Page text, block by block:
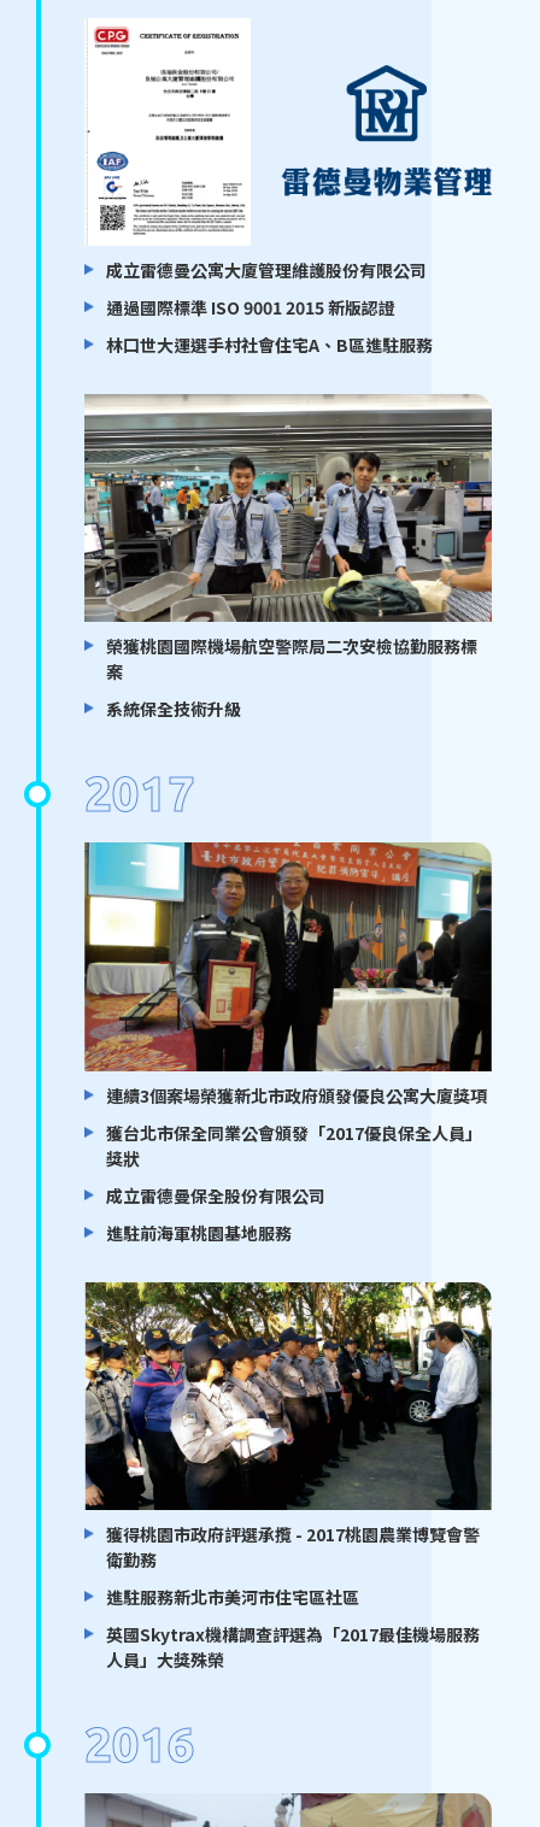
成立雷德曼公寓大廈管理維護股份有限公司
通過國際標準 ISO 9001 2015 新版認證
林口世大運選手村社會住宅A、B區進駐服務
榮獲桃園國際機場航空警際局二次安檢協勤服務標
案
系統保全技術升級
2017
連續3個案場榮獲新北市政府頒發優良公寓大廈獎項
獲台北市保全同業公會頒發「2017優良保全人員」
獎狀
成立雷德曼保全股份有限公司
進駐前海軍桃園基地服務
獲得桃園市政府評選承攬 - 2017桃園農業博覽會警
衛勤務
進駐服務新北市美河市住宅區社區
英國Skytrax機構調查評選為「2017最佳機場服務
人員」大獎殊榮
2016